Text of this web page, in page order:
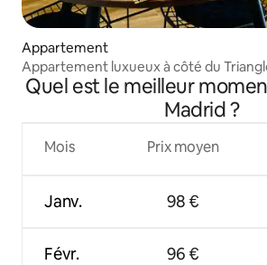
Appartement
Appartement luxueux à côté du
Quel est le meilleur
Madrid ?
Mois
Janv.
Févr.
Prix moyen
98 €
96 €